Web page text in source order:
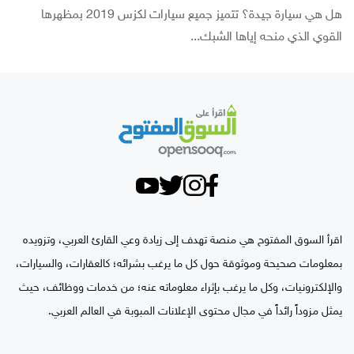
هل هي سيارة جيدة؟ تتميز جميع سيارات لكزس 2019 بمظهرها
القوي الذي منحه إياها الشبك...
اقرأ السوق المفتوح هي منصة تهدف إلى زيادة وعي القارئ العربي، وتزويده
بمعلومات صحيحة وموثوقة حول كل ما يرغب بشرائه؛ كالعقارات، والسيارات،
والإلكترونيات، وكل ما يرغب بإثراء معلوماته عنه؛ من خدمات ووظائف، حيث
يمثل مزوداً رائداً في مجال محتوى الإعلانات المبوبة في العالم العربي.